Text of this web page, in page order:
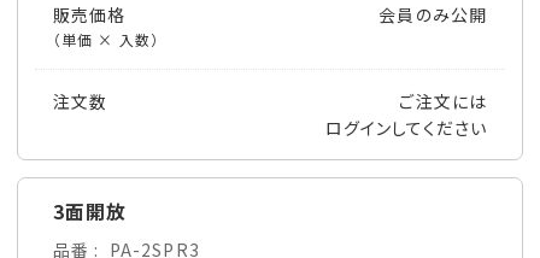
販売価格
（単価 × 入数）
会員のみ公開
注文数
ご注文には
ログインしてください
3面開放
品番 PA-2SPR3